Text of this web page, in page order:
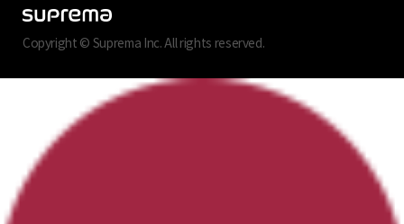
Copyright © Suprema Inc. All rights reserved.